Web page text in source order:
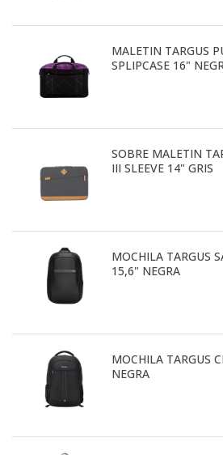
MALETIN TARGUS
SPLIPCASE 16"
SOBRE MALETIN
III SLEEVE 14" GRIS
MOCHILA TARGUS
15,6" NEGRA
MOCHILA TARGUS
NEGRA